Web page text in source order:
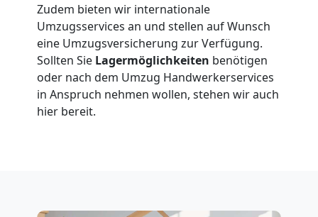
Zudem bieten wir internationale
Umzugsservices an und stellen auf Wunsch
eine Umzugsversicherung zur Verfügung.
Sollten Sie Lagermöglichkeiten benötigen
oder nach dem Umzug Handwerkerservices
in Anspruch nehmen wollen, stehen wir auch
hier bereit.
Möbellift
Wolfsberg
Übersiedlung